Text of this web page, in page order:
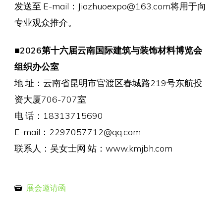
发送至 E-mail：Jiazhuoexpo@163.com将用于向
专业观众推介。
■2026第十六届云南国际建筑与装饰材料博览会
组织办公室
地 址：云南省昆明市官渡区春城路219号东航投
资大厦706-707室
电 话：18313715690
E-mail：2297057712@qq.com
联系人：吴女士网 站：www.kmjbh.com
展会邀请函